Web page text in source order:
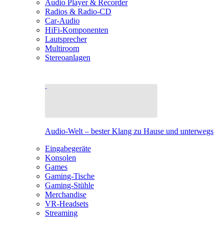
Audio Player & Recorder
Radios & Radio-CD
Car-Audio
HiFi-Komponenten
Lautsprecher
Multiroom
Stereoanlagen
Audio-Welt – bester Klang zu Hause und unterwegs
Eingabegeräte
Konsolen
Games
Gaming-Tische
Gaming-Stühle
Merchandise
VR-Headsets
Streaming